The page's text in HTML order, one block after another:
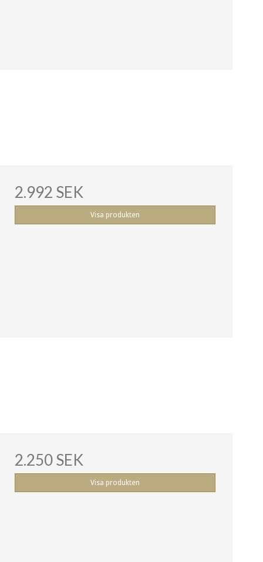
2.992 SEK
Visa produkten
2.250 SEK
Visa produkten